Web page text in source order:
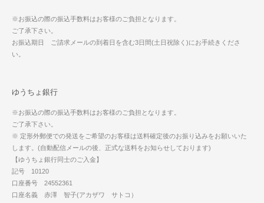
※お振込の際の振込手数料はお客様のご負担となります。
ご了承下さい。
お振込期日 ご請求メールの到着日を含む3日間(土日祝除く)にお手続きくださ
い。
ゆうちょ銀行
※お振込の際の振込手数料はお客様のご負担となります。
ご了承下さい。
※ 定形外郵便での発送をご希望のお客様は送料確定後のお振り込みをお願いいた
します。(自動配信メールの後、正式な送料をお知らせしております)
【ゆうちょ銀行同士のご入金】
記号 10120
口座番号 24552361
口座名義 赤澤 智子(アカザワ サトコ）